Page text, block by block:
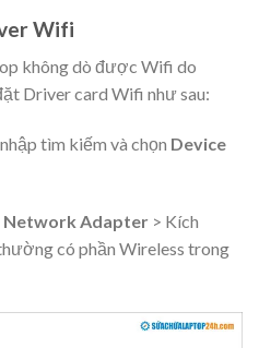
Wifi
không dò được Wifi do
Driver card Wifi như sau:
tìm kiếm và chọn Device
Network Adapter > Kích
có phần Wireless trong